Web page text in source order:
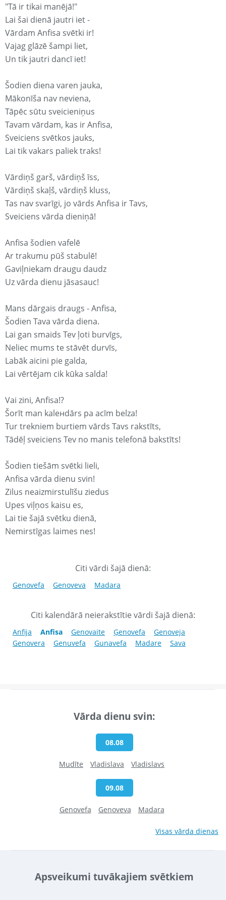
"Tā ir tikai manējā!"
Lai šai dienā jautri iet -
Vārdam Anfisa svētki ir!
Vajag glāzē šampi liet,
Un tik jautri dancī iet!
Šodien diena varen jauka,
Mākonīša nav neviena,
Tāpēc sūtu sveicieniņus
Tavam vārdam, kas ir Anfisa,
Sveiciens svētkos jauks,
Lai tik vakars paliek traks!
Vārdiņš garš, vārdiņš īss,
Vārdiņš skaļš, vārdiņš kluss,
Tas nav svarīgi, jo vārds Anfisa ir Tavs,
Sveiciens vārda dieniņā!
Anfisa šodien vafelē
Ar trakumu pūš stabulē!
Gaviļniekam draugu daudz
Uz vārda dienu jāsasauc!
Mans dārgais draugs - Anfisa,
Šodien Tava vārda diena.
Lai gan smaids Tev ļoti burvīgs,
Neliec mums te stāvēt durvīs,
Labāk aicini pie galda,
Lai vērtējam cik kūka salda!
Vai zini, Anfisa!?
Šorīt man kaleнdārs pa acīm belza!
Tur trekniem burtiem vārds Tavs rakstīts,
Tādēļ sveiciens Tev no manis telefonā bakstīts!
Šodien tiešām svētki lieli,
Anfisa vārda dienu svin!
Zilus neaizmirstulīšu ziedus
Upes viļņos kaisu es,
Lai tie šajā svētku dienā,
Nemirstīgas laimes nes!
Citi vārdi šajā dienā:
Genovefa Genoveva Madara
Citi kalendārā neierakstītie vārdi šajā dienā:
Anfija Anfisa Genovaite Ģenovefa
Genoveja
Genovera
Genuvefa Gunavefa Madare Sava
Vārda dienu svin:
08.08
Mudīte Vladislava Vladislavs
09.08
Genovefa Genoveva Madara
Visas vārda dienas
Apsveikumi tuvākajiem svētkiem